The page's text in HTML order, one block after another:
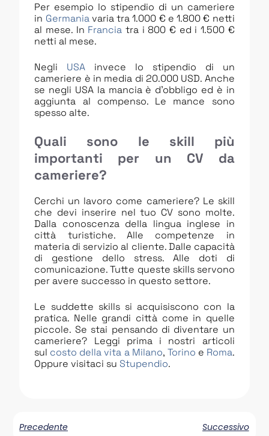
Per esempio lo stipendio di un cameriere
in Germaniavaria tra 1.000 € e 1.800 € netti
al mese. In Francia tra i 800 € ed i 1.500 €
netti al mese.
Negli USA invece lo stipendio di un
cameriere è in media di 20.000 USD. Anche
se negli USA la mancia è d’obbligo ed è in
aggiunta al compenso. Le mance sono
spesso alte.
Quali sono le skill più
importanti per un CV da
cameriere?
Cerchi un lavoro come cameriere? Le skill
che devi inserire nel tuo CV sono molte.
Dalla conoscenza della lingua inglese in
città turistiche. Alle competenze in
materia di servizio al cliente. Dalle capacità
di gestione dello stress. Alle doti di
comunicazione. Tutte queste skills servono
per avere successo in questo settore.
Le suddette skills si acquisiscono con la
pratica. Nelle grandi città come in quelle
piccole. Se stai pensando di diventare un
cameriere? Leggi prima i nostri articoli
sul costo della vita a Milano, Torino e Roma.
Oppure visitaci suStupendio.
Precedente Successivo